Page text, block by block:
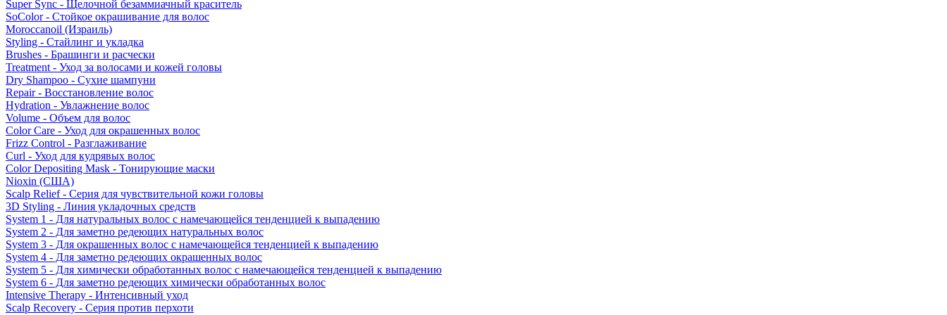
Super Sync - Щелочной безаммиачный краситель
SoColor - Стойкое окрашивание для волос
Moroccanoil (Израиль)
Styling - Стайлинг и укладка
Brushes - Брашинги и расчески
Treatment - Уход за волосами и кожей головы
Dry Shampoo - Сухие шампуни
Repair - Восстановление волос
Hydration - Увлажнение волос
Volume - Объем для волос
Color Care - Уход для окрашенных волос
Frizz Control - Разглаживание
Curl - Уход для кудрявых волос
Color Depositing Mask - Тонирующие маски
Nioxin (США)
Scalp Relief - Серия для чувствительной кожи головы
3D Styling - Линия укладочных средств
System 1 - Для натуральных волос с намечающейся тенденцией к выпадению
System 2 - Для заметно редеющих натуральных волос
System 3 - Для окрашенных волос с намечающейся тенденцией к выпадению
System 4 - Для заметно редеющих окрашенных волос
System 5 - Для химически обработанных волос с намечающейся тенденцией к выпадению
System 6 - Для заметно редеющих химически обработанных волос
Intensive Therapy - Интенсивный уход
Scalp Recovery - Серия против перхоти